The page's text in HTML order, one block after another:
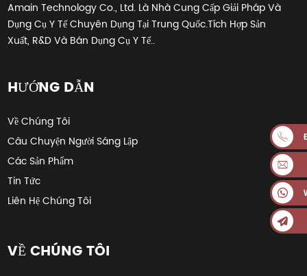
Amain Technology Co., Ltd. Là Nhà Cung Cấp Giải Pháp Và
Dụng Cụ Y Tế Chuyên Dụng Tại Trung Quốc.Tích Hợp Sản
Xuất, R&D Và Bán Dụng Cụ Y Tế..
HƯỚNG DẪN
Về Chúng Tôi
Câu Chuyện Người Sáng Lập
Các Sản Phẩm
Tin Tức
Liên Hệ Chúng Tôi
VỀ CHÚNG TÔI